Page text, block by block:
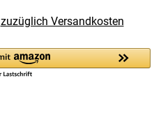
zuzüglich Versandkosten